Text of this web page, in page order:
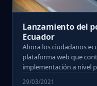
Lanzamiento del
Ecuador
Ahora los ciudadanos
plataforma web que
implementación a nivel
29/03/2021